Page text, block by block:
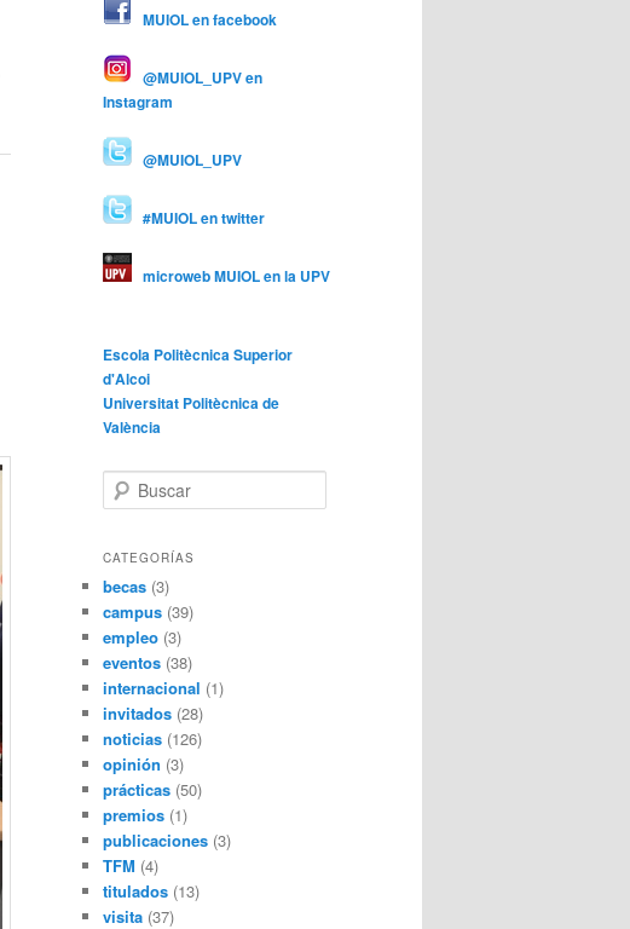
MUIOL en facebook
@MUIOL_UPV en
Instagram
@MUIOL_UPV
#MUIOL en twitter
microweb MUIOL en la UPV
Escola Politècnica Superior
d'Alcoi
Universitat Politècnica de
València
u
c
r
CATEGORÍAS
becas (3)
campus (39)
empleo (3)
eventos (38)
internacional (1)
invitados (28)
noticias (126)
opinión (3)
prácticas (50)
premios (1)
publicaciones (3)
TFM (4)
titulados (13)
visita (37)